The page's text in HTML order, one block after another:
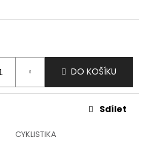
DO KOŠÍKU
CYKLISTIKA
Sdílet